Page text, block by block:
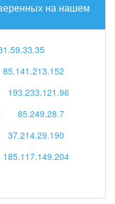
на нашем
85.141.213.152
193.233.121.96
85.249.28.7
37.214.29.190
185.117.149.204